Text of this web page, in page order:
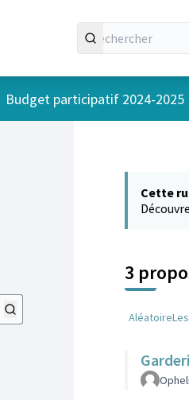
Budget participatif 2024-2025
Cette
3
Aléatoire